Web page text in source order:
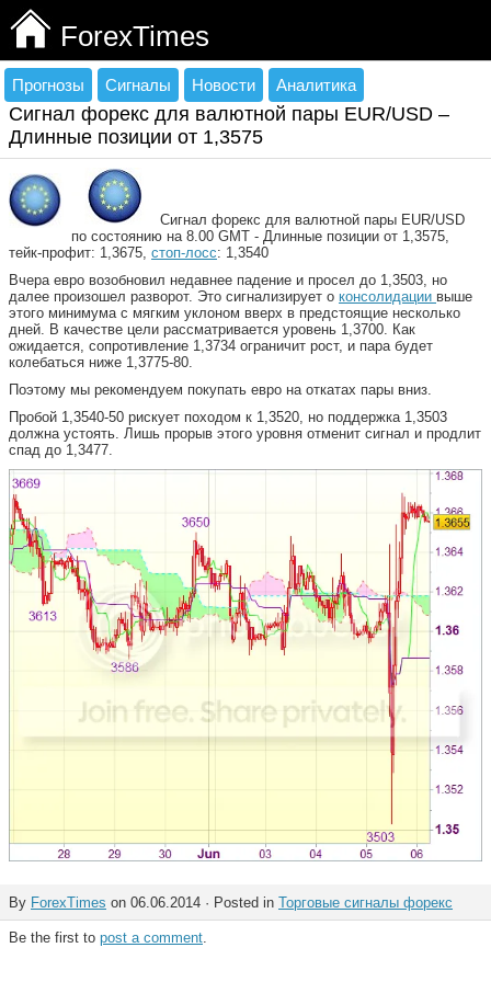
ForexTimes
Прогнозы Сигналы Новости Аналитика
Сигнал форекс для валютной пары EUR/USD –
Длинные позиции от 1,3575
Сигнал форекс для валютной пары EUR/USD
по состоянию на 8.00 GMT - Длинные позиции от 1,3575,
тейк-профит: 1,3675, стоп-лосс: 1,3540
Вчера евро возобновил недавнее падение и просел до 1,3503, но
далее произошел разворот. Это сигнализирует о консолидации выше
этого минимума с мягким уклоном вверх в предстоящие несколько
дней. В качестве цели рассматривается уровень 1,3700. Как
ожидается, сопротивление 1,3734 ограничит рост, и пара будет
колебаться ниже 1,3775-80.
Поэтому мы рекомендуем покупать евро на откатах пары вниз.
Пробой 1,3540-50 рискует походом к 1,3520, но поддержка 1,3503
должна устоять. Лишь прорыв этого уровня отменит сигнал и продлит
спад до 1,3477.
By ForexTimes on 06.06.2014 · Posted in Торговые сигналы форекс
Be the first to post a comment